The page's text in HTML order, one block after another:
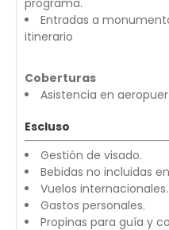
Entradas a
itinerario
Coberturas
Asistencia en
Escluso
Gestión de visado.
Bebidas no incluidas
Vuelos internacionales.
Gastos personales.
Propinas para guía y